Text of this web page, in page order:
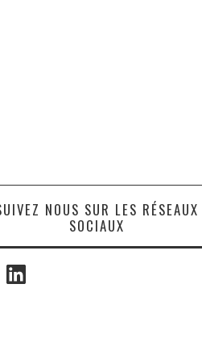
NOUS SUR LES RÉSEAUX
SOCIAUX
LinkedIn